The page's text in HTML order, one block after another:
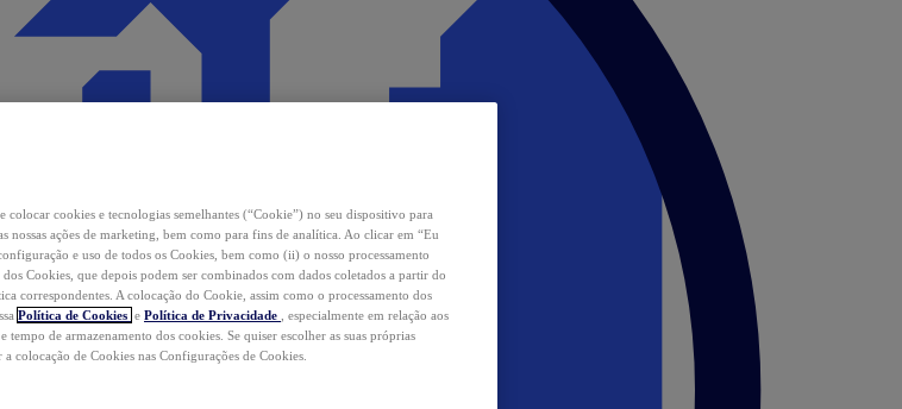
colocar cookies e tecnologias semelhantes (“Cookie”) no seu dispositivo para
nossas ações de marketing, bem como para fins de analítica. Ao clicar em “Eu
e uso de todos os Cookies, bem como (ii) o nosso processamento
Cookies, que depois podem ser combinados com dados coletados a partir do
correspondentes. A colocação do Cookie, assim como o processamento dos
Política de Cookies e Política de Privacidade
, especialmente em relação aos
tempo de armazenamento dos cookies. Se quiser escolher as suas próprias
colocação de Cookies nas Configurações de Cookies.